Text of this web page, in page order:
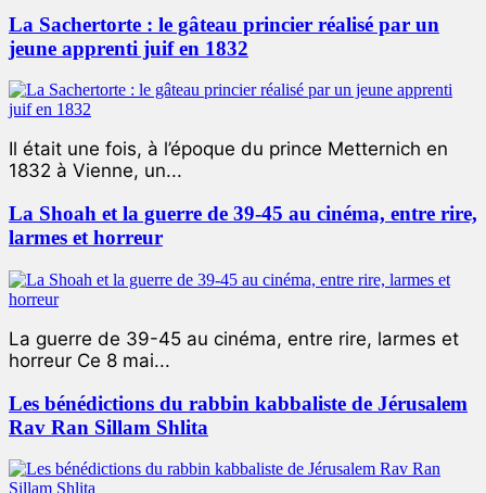
La Sachertorte : le gâteau princier réalisé par un
jeune apprenti juif en 1832
Il était une fois, à l’époque du prince Metternich en
1832 à Vienne, un...
La Shoah et la guerre de 39-45 au cinéma, entre rire,
larmes et horreur
La guerre de 39-45 au cinéma, entre rire, larmes et
horreur Ce 8 mai...
Les bénédictions du rabbin kabbaliste de Jérusalem
Rav Ran Sillam Shlita